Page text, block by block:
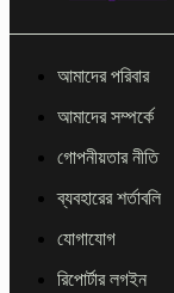
আমাদের পরিবার
আমাদের সম্পর্কে
গোপনীয়তার নীতি
ব্যবহারের শর্তাবলি
যোগাযোগ
রিপোর্টার লগইন